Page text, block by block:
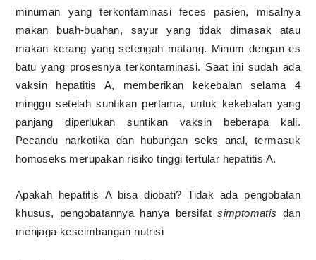
minuman yang terkontaminasi feces pasien, misalnya
makan buah-buahan, sayur yang tidak dimasak atau
makan kerang yang setengah matang. Minum dengan es
batu yang prosesnya terkontaminasi. Saat ini sudah ada
vaksin hepatitis A, memberikan kekebalan selama 4
minggu setelah suntikan pertama, untuk kekebalan yang
panjang diperlukan suntikan vaksin beberapa kali.
Pecandu narkotika dan hubungan seks anal, termasuk
homoseks merupakan risiko tinggi tertular hepatitis A.
Apakah hepatitis A bisa diobati? Tidak ada pengobatan
khusus, pengobatannya hanya bersifatsimptomatis dan
menjaga keseimbangan nutrisi